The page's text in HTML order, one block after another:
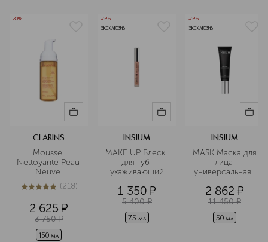
-30%
CLARINS
Mousse
Nettoyante Peau
Neuve
Очищающий
пенящийся
любого типа
кожи
5из 5218 (218)
2 625 ¤
3 750 ¤
150 мл
-75%
ЭКСКЛЮЗИВ
INSIUM
MAKE UP Блеск
для губ
ухаживающий
1 350 ¤
5 400 ¤
7.5 мл
-75%
ЭКСКЛЮЗИВ
INSIUM
MASK Маска для
лица
универсальная
2 862 ¤
11 450 ¤
50 мл